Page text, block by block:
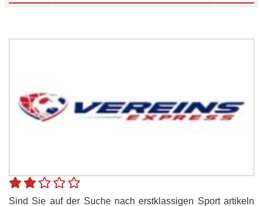
Sind Sie auf der Suche nach erstklassigen Sport artikeln